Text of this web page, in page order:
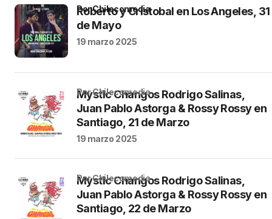
Roberto y Cristobal en Los Angeles, 31
de Mayo
por Chilecomedia
19 marzo 2025
Mystic Changos Rodrigo Salinas,
Juan Pablo Astorga & Rossy Rossy en
Santiago, 21 de Marzo
por Chilecomedia
19 marzo 2025
Mystic Changos Rodrigo Salinas,
Juan Pablo Astorga & Rossy Rossy en
Santiago, 22 de Marzo
por Chilecomedia